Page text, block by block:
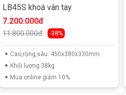
LB45S khoá vân tay
7.200.000đ
11.800.000đ -38%
Cao,rộng,sâu: 450x380x330mm
Khối lượng:38kg
Mua online giảm 10%